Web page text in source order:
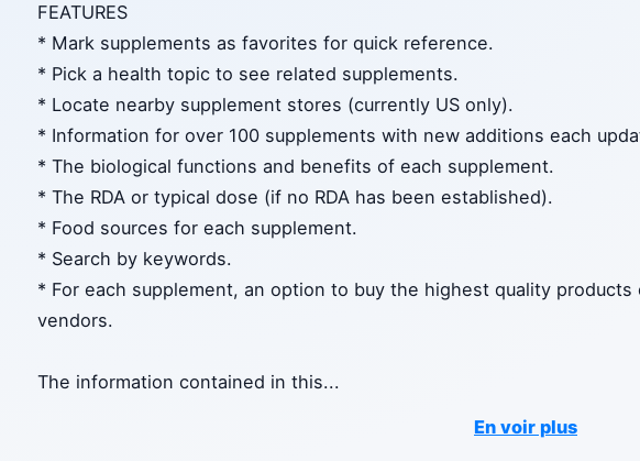
FEATURES
* Mark supplements as favorites for quick reference.
* Pick a health topic to see related supplements.
* Locate nearby supplement stores (currently US only).
* Information for over 100 supplements with new additions each
* The biological functions and benefits of each supplement.
* The RDA or typical dose (if no RDA has been established).
* Food sources for each supplement.
* Search by keywords.
* For each supplement, an option to buy the highest quality
vendors.
The information contained in this...
En voir plus